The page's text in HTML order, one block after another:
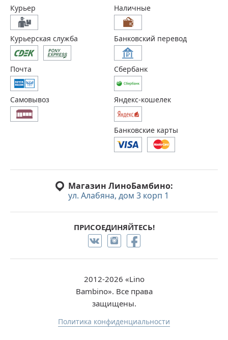
Магазин ЛиноБамбино:
ул. Алабяна, дом 3 корп 1
ПРИСОЕДИНЯЙТЕСЬ!
Курьер
Курьерская служба
Почта
Самовывоз
Наличные
Банковский перевод
Сбербанк
Яндекс-кошелек
Банковские карты
2012-2026 «Lino
Bambino». Все права
защищены.
Политика конфиденциальности